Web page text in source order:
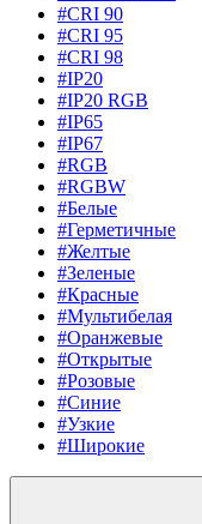
#CRI 90
#CRI 95
#CRI 98
#IP20
#IP20 RGB
#IP65
#IP67
#RGB
#RGBW
#Белые
#Герметичные
#Желтые
#Зеленые
#Красные
#Мультибелая
#Оранжевые
#Открытые
#Розовые
#Синие
#Узкие
#Широкие